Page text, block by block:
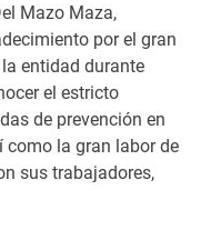
Mazo Maza,
por el gran
entidad durante
el estricto
de prevención en
como la gran labor de
sus trabajadores,